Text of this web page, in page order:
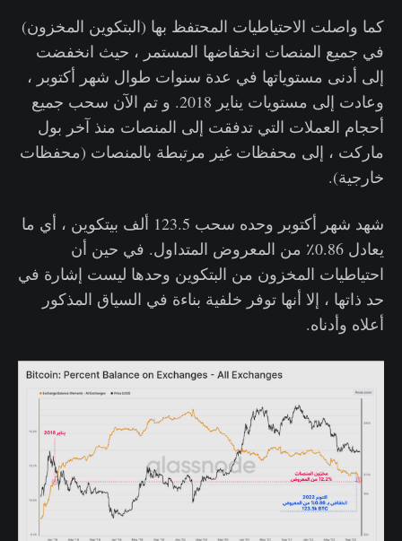
كما واصلت الاحتياطيات المحتفظ بها (البتكوين المخزون)
في جميع المنصات انخفاضها المستمر ، حيث انخفضت
إلى أدنى مستوياتها في عدة سنوات طوال شهر أكتوبر ،
وعادت إلى مستويات يناير 2018. و تم الآن سحب جميع
أحجام العملات التي تدفقت إلى المنصات منذ آخر بول
ماركت ، إلى محفظات غير مرتبطة بالمنصات (محفظات
خارجية).
شهد شهر أكتوبر وحده سحب 123.5 ألف بيتكوين ، أي ما
يعادل 0.86٪ من المعروض المتداول. في حين أن
احتياطيات المخزون من البتكوين وحدها ليست إشارة في
حد ذاتها ، إلا أنها توفر خلفية بناءة في السياق المذكور
أعلاه وأدناه.